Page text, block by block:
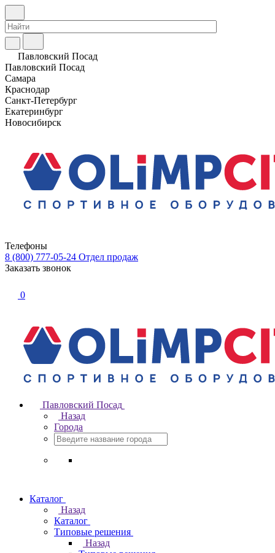
Павловский Посад
Павловский Посад
Самара
Краснодар
Санкт-Петербург
Екатеринбург
Новосибирск
Телефоны
8 (800) 777-05-24 Отдел продаж
Заказать звонок
0
Павловский Посад
Назад
Города
Каталог
Назад
Каталог
Типовые решения
Назад